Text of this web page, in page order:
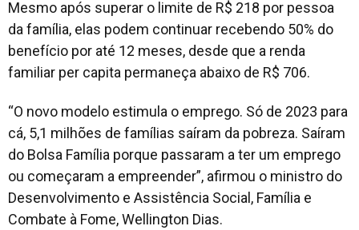
Mesmo após superar o limite de R$ 218 por pessoa
da família, elas podem continuar recebendo 50% do
benefício por até 12 meses, desde que a renda
familiar per capita permaneça abaixo de R$ 706.
“O novo modelo estimula o emprego. Só de 2023 para
cá, 5,1 milhões de famílias saíram da pobreza. Saíram
do Bolsa Família porque passaram a ter um emprego
ou começaram a empreender”, afirmou o ministro do
Desenvolvimento e Assistência Social, Família e
Combate à Fome, Wellington Dias.